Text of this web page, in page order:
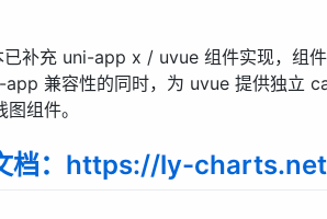
已补充 uni-app x / uvue 组件实现，组
app 兼容性的同时，为 uvue 提供独立
组件。
档：https://ly-